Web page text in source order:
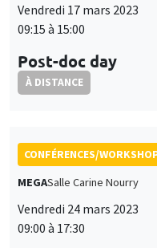
Vendredi 17 mars 2023
09:15 à 15:00
Post-doc day
À DISTANCE
CONFÉRENCES/
MEGASalle Carine Nourry
Vendredi 24 mars 2023
09:00 à 17:30